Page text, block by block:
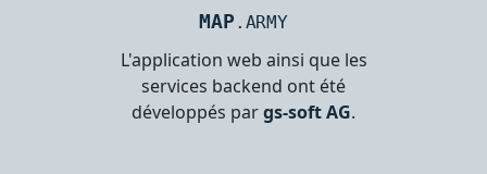
MAP.ARMY
L'application web ainsi que les
services backend ont été
développés pargs-soft AG.